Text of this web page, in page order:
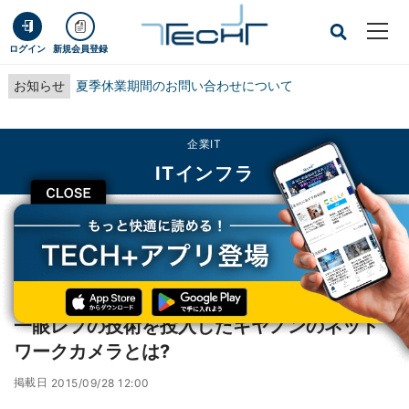
ログイン 新規会員登録
お知らせ 夏季休業期間のお問い合わせについて
CLOSE
企業IT
ITインフラ
TECH+ 企業IT
ITインフラ
一眼レフの技術を投入したキヤノンのネットワークカメラとは?
一眼レフの技術を投入したキヤノンのネット
ワークカメラとは?
掲載日 2015/09/28 12:00